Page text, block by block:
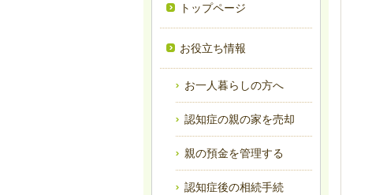
トップページ
お役立ち情報
お一人暮らしの方へ
認知症の親の家を売却
親の預金を管理する
認知症後の相続手続